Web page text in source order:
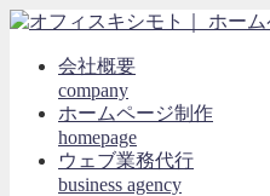
会社概要
company
ホームページ制作
homepage
ウェブ業務代行
business agency